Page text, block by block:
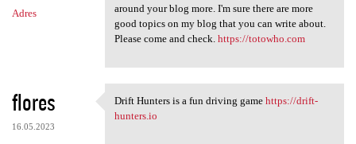
Adres
around your blog more. I'm sure there are more
good topics on my blog that you can write about.
Please come and check. https://totowho.com
flores
16.05.2023
Drift Hunters is a fun
Drift Hunters is a fun driving game https://drift-
hunters.io